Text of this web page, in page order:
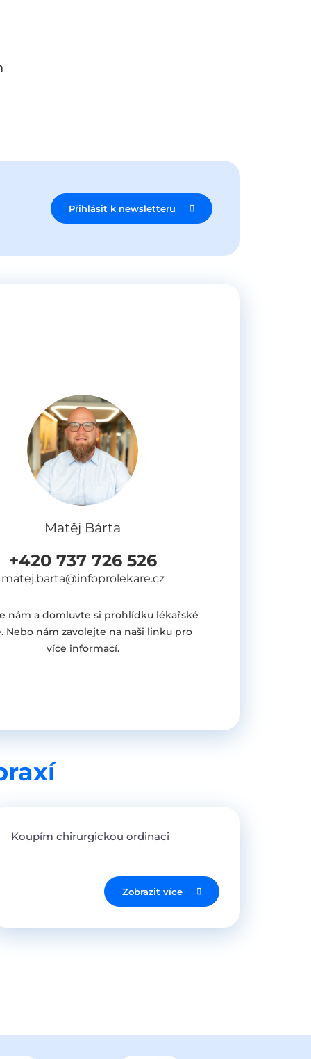
Přihlásit k newsletteru
Matěj Bárta
+420 737 726 526
matej.barta@infoprolekare.cz
nám a domluvte si prohlídku lékařské
Nebo nám zavolejte na naši linku pro
více informací.
Koupím chirurgickou ordinaci
Zobrazit více